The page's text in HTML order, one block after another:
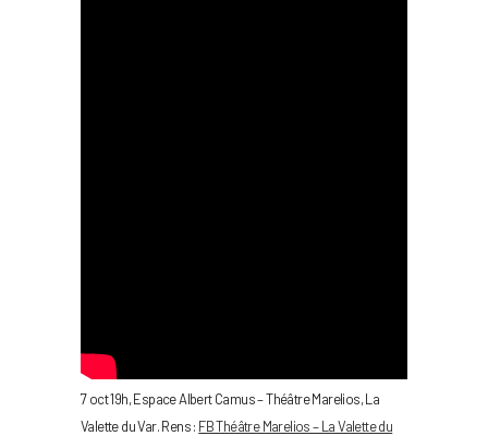
7 oct 19h, Espace Albert Camus – Théâtre Marelios, La
Valette du Var. Rens : FB Théâtre Marelios – La Valette du